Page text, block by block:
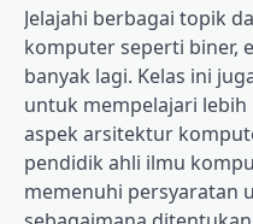
Jelajahi berbagai topik
komputer seperti biner,
banyak lagi. Kelas ini
untuk mempelajari
aspek arsitektur
pendidik ahli ilmu
memenuhi persyaratan